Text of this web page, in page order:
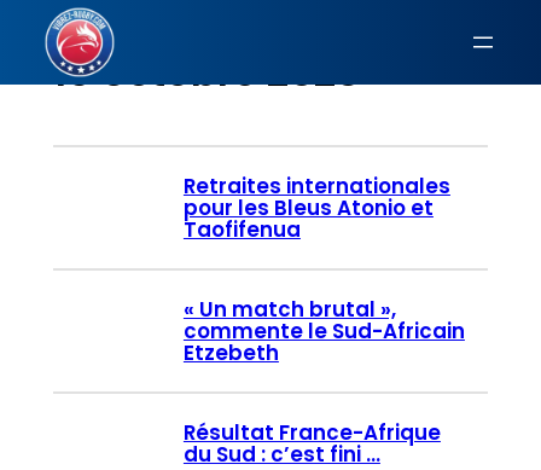
Aller
contenu16 octobre 2023
Retraites internationales
pour les Bleus Atonio et
Taofifenua
« Un match brutal »,
commente le Sud-Africain
Etzebeth
Résultat France-Afrique
du Sud : c’est fini …